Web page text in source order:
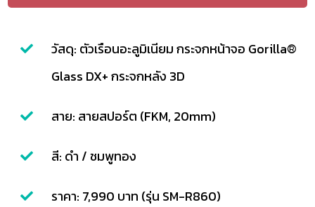
วัสดุ: ตัวเรือนอะลูมิเนียม กระจกหน้าจอ Gorilla®
Glass DX+ กระจกหลัง 3D
สาย: สายสปอร์ต (FKM, 20mm)
สี: ดำ / ชมพูทอง
ราคา: 7,990 บาท (รุ่น SM-R860)